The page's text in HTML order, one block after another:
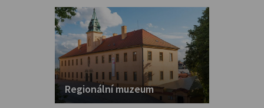
Regionální muzeum